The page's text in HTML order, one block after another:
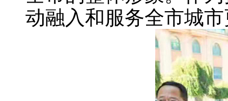
动融入和服务全市城